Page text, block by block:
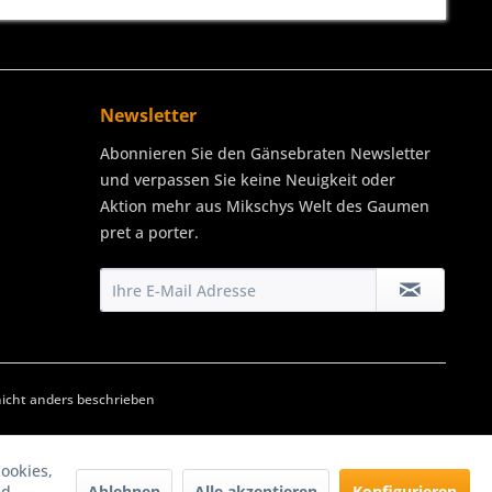
Newsletter
Abonnieren Sie den Gänsebraten Newsletter
und verpassen Sie keine Neuigkeit oder
Aktion mehr aus Mikschys Welt des Gaumen
pret a porter.
anders beschrieben